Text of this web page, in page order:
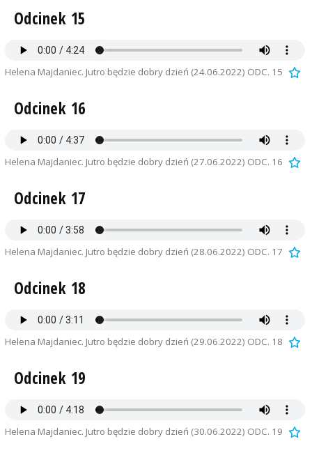
Odcinek 15
Helena Majdaniec. Jutro będzie dobry dzień (24.06.2022) ODC. 15
Odcinek 16
Helena Majdaniec. Jutro będzie dobry dzień (27.06.2022) ODC. 16
Odcinek 17
Helena Majdaniec. Jutro będzie dobry dzień (28.06.2022) ODC. 17
Odcinek 18
Helena Majdaniec. Jutro będzie dobry dzień (29.06.2022) ODC. 18
Odcinek 19
Helena Majdaniec. Jutro będzie dobry dzień (30.06.2022) ODC. 19